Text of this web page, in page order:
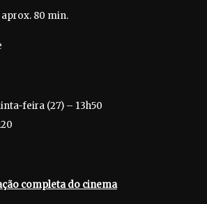
80 min.
feira (27) – 13h50
completa do cinema